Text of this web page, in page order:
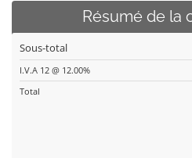
Résumé de la
Sous-total
I.V.A 12 @ 12.00%
Total